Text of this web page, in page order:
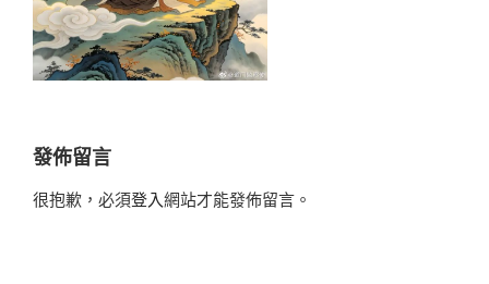
發佈留言
很抱歉，必須登入網站才能發佈留言。